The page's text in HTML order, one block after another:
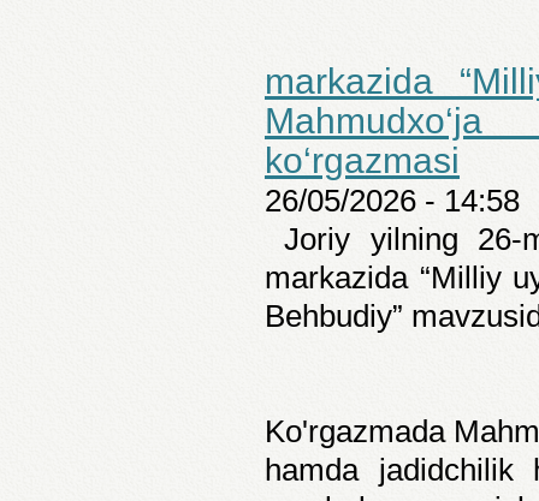
markazida
ko‘rgazmasi
26/05/2026 - 14:58
Joriy yilning 26-
markazida “Milliy
Behbudiy”
Ko'rgazmada
hamda jadidchilik